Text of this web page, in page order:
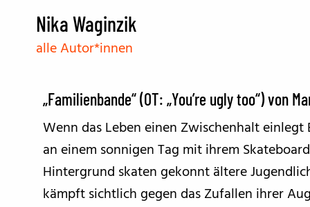
Nika Waginzik
alle Autor*innen
„Familienbande“ (OT: „You’re ugly too“) von
Wenn das Leben einen Zwischenhalt
an einem sonnigen Tag mit ihrem
Hintergrund skaten gekonnt ältere
kämpft sichtlich gegen das Zufallen ihrer